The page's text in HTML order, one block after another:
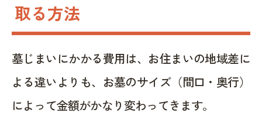
取る方法
墓じまいにかかる費用は、お住まいの地域差に
よる違いよりも、お墓のサイズ（間口・奥行）
によって金額がかなり変わってきます。